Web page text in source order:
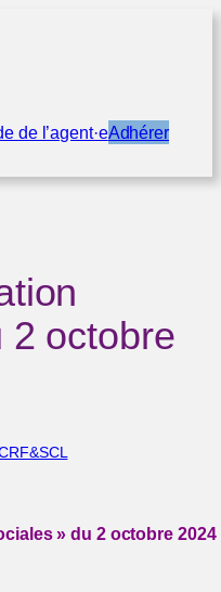
de l’agent·eAdhérer
2 octobre
» du 2 octobre